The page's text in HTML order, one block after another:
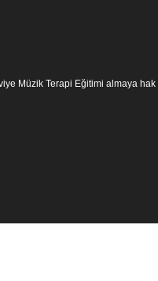
Müzik Terapi Eğitimi almaya